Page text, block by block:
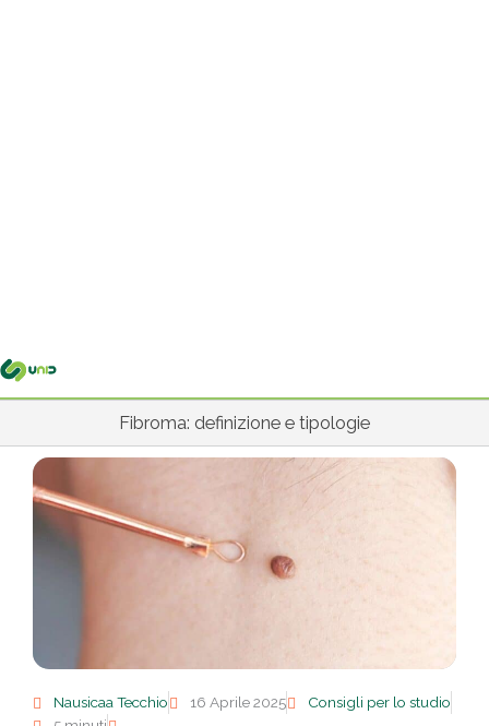
Fibroma: definizione e tipologie
Nausicaa Tecchio 16 Aprile 2025
Consigli per lo studio